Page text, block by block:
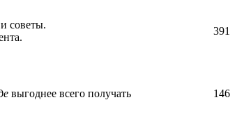
советы.
391
выгоднее всего получать
146